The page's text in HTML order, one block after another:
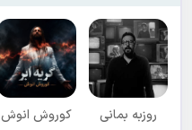
روزبه بمانی کوروش انوش